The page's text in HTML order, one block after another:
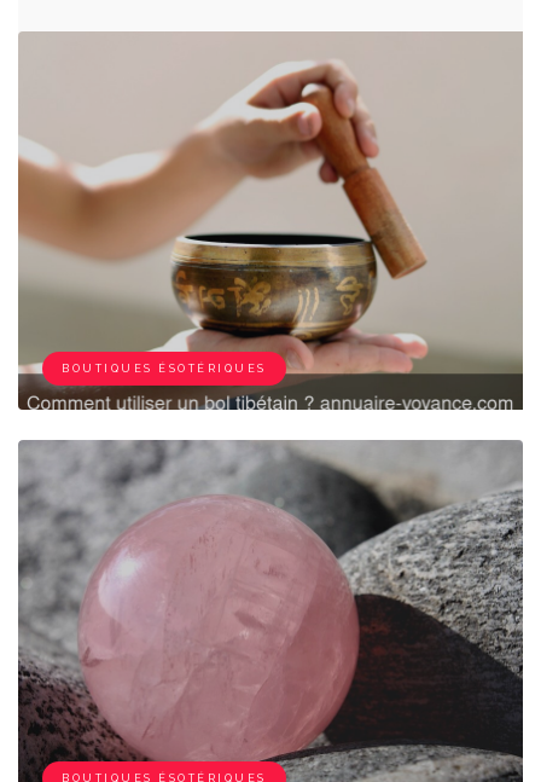
BOUTIQUES ÉSOTÉRIQUES
BOUTIQUES ÉSOTÉRIQUES